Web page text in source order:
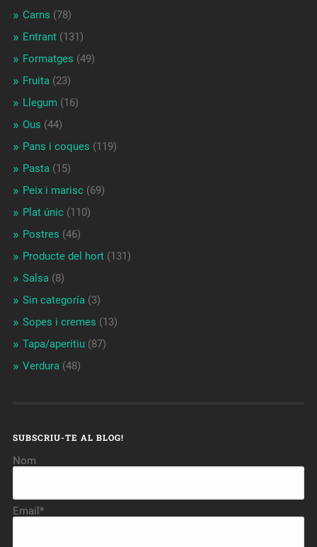
Carns (78)
Entrant(131)
Formatges (49)
Fruita(23)
Llegum (16)
Ous (44)
Pans i coques (119)
Pasta(15)
Peix i marisc(69)
Plat únic(110)
Postres (46)
Producte del hort(131)
Salsa(8)
Sin categoría(3)
Sopes i cremes (13)
Tapa/aperitiu(87)
Verdura(48)
SUBSCRIU-TE AL BLOG!
Nom
Email*